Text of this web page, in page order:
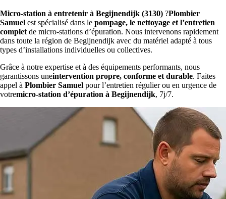
Micro-station à entretenir à Begijnendijk (3130) ?Plombier
Samuel est spécialisé dans le pompage, le nettoyage et l’entretien
complet de micro-stations d’épuration. Nous intervenons rapidement
dans toute la région de Begijnendijk avec du matériel adapté à tous
types d’installations individuelles ou collectives.
Grâce à notre expertise et à des équipements performants, nous
garantissons uneintervention propre, conforme et durable. Faites
appel à Plombier Samuel pour l’entretien régulier ou en urgence de
votremicro-station d’épuration à Begijnendijk, 7j/7.